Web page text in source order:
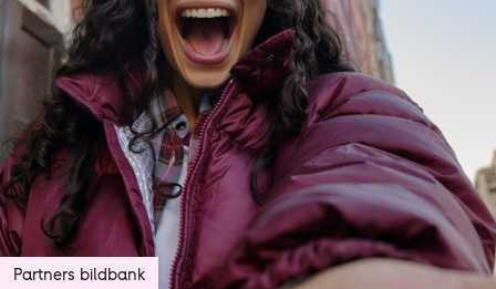
Partners bildbank